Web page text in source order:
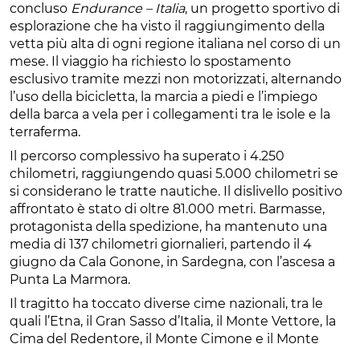
concluso Endurance – Italia, un progetto sportivo di
esplorazione che ha visto il raggiungimento della
vetta più alta di ogni regione italiana nel corso di un
mese. Il viaggio ha richiesto lo spostamento
esclusivo tramite mezzi non motorizzati, alternando
l’uso della bicicletta, la marcia a piedi e l’impiego
della barca a vela per i collegamenti tra le isole e la
terraferma.
Il percorso complessivo ha superato i 4.250
chilometri, raggiungendo quasi 5.000 chilometri se
si considerano le tratte nautiche. Il dislivello positivo
affrontato è stato di oltre 81.000 metri. Barmasse,
protagonista della spedizione, ha mantenuto una
media di 137 chilometri giornalieri, partendo il 4
giugno da Cala Gonone, in Sardegna, con l’ascesa a
Punta La Marmora.
Il tragitto ha toccato diverse cime nazionali, tra le
quali l’Etna, il Gran Sasso d’Italia, il Monte Vettore, la
Cima del Redentore, il Monte Cimone e il Monte